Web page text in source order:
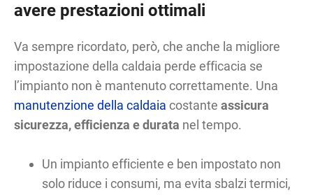
avere prestazioni ottimali
Va sempre ricordato, però, che anche la migliore
impostazione della caldaia perde efficacia se
l’impianto non è mantenuto correttamente. Una
manutenzione della caldaia costante assicura
sicurezza, efficienza e durata nel tempo.
Un impianto efficiente e ben impostato non
solo riduce i consumi, ma evita sbalzi termici,